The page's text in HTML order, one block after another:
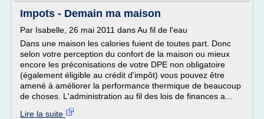
Impots - Demain ma maison
Par Isabelle, 26 mai 2011 dans Au fil de l'eau
Dans une maison les calories fuient de toutes part. Donc
selon votre perception du confort de la maison ou mieux
encore les préconisations de votre DPE non obligatoire
(également éligible au crédit d'impôt) vous pouvez être
amené à améliorer la performance thermique de beaucoup
de choses. L'administration au fil des lois de finances a...
Lire la suite